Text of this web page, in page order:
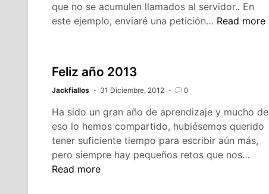
que no se acumulen llamados al servidor.. En
este ejemplo, enviaré una petición… Cancelando
jQuery
Read more
Feliz año 2013
Jackfiallos 31 Diciembre, 2012 0
Ha sido un gran año de aprendizaje y mucho de
eso lo hemos compartido, hubiésemos querido
tener suficiente tiempo para escribir aún más,
pero siempre hay pequeños retos que nos…
Read more